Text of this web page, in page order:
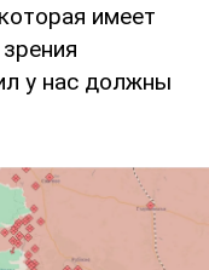
имеет
у нас должны